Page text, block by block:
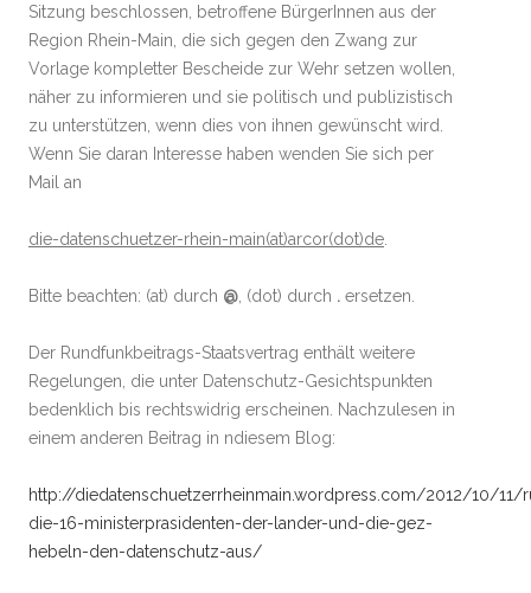
Sitzung beschlossen, betroffene BürgerInnen aus der
Region Rhein-Main, die sich gegen den Zwang zur
Vorlage kompletter Bescheide zur Wehr setzen wollen,
näher zu informieren und sie politisch und publizistisch
zu unterstützen, wenn dies von ihnen gewünscht wird.
Wenn Sie daran Interesse haben wenden Sie sich per
Mail an
die-datenschuetzer-rhein-main(at)arcor(dot)de
Bitte beachten: (at) durch @ , (dot) durch . ersetzen.
Der Rundfunkbeitrags-Staatsvertrag enthält weitere
Regelungen, die unter Datenschutz-Gesichtspunkten
bedenklich bis rechtswidrig erscheinen. Nachzulesen in
einem anderen Beitrag in ndiesem Blog:
http://diedatenschuetzerrheinmain.wordpress.com/2012/10/11/
die-16-ministerprasidenten-der-lander-und-die-gez-
hebeln-den-datenschutz-aus/